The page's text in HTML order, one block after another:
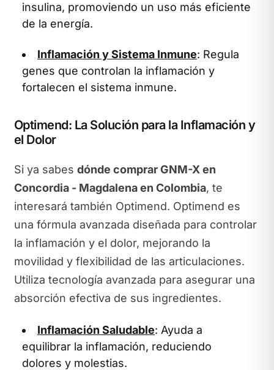
insulina, promoviendo un uso más eficiente
de la energía.
Inflamación y Sistema Inmune: Regula
genes que controlan la inflamación y
fortalecen el sistema inmune.
Optimend: La Solución para la Inflamación y
el Dolor
Si ya sabes dónde comprar GNM-X en
Concordia - Magdalena en Colombia, te
interesará también Optimend. Optimend es
una fórmula avanzada diseñada para controlar
la inflamación y el dolor, mejorando la
movilidad y flexibilidad de las articulaciones.
Utiliza tecnología avanzada para asegurar una
absorción efectiva de sus ingredientes.
Inflamación Saludable: Ayuda a
equilibrar la inflamación, reduciendo
dolores y molestias.